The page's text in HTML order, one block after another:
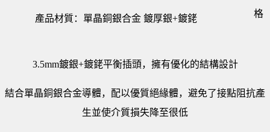
產品材質：單晶銅銀合金 鍍厚銀+鍍銠
格
3.5mm鍍銀+鍍銠平衡插頭，擁有優化的結構設計
結合單晶銅銀合金導體，配以優質絕緣體，避免了接點阻抗產
生並使介質損失降至很低